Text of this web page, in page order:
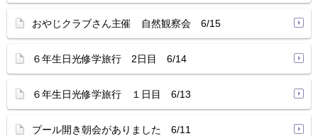
おやじクラブさん主催 自然観察会 6/15
６年生日光修学旅行 2日目 6/14
６年生日光修学旅行 １日目 6/13
プール開き朝会がありました 6/11